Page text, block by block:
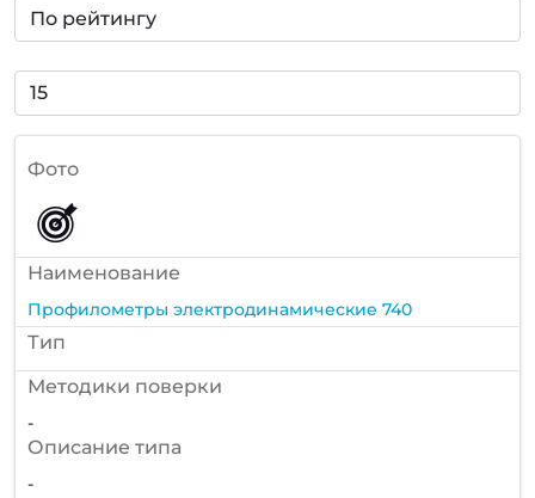
Фото
Наименование
Профилометры электродинамические 740
Тип
Методики поверки
-
Описание типа
-